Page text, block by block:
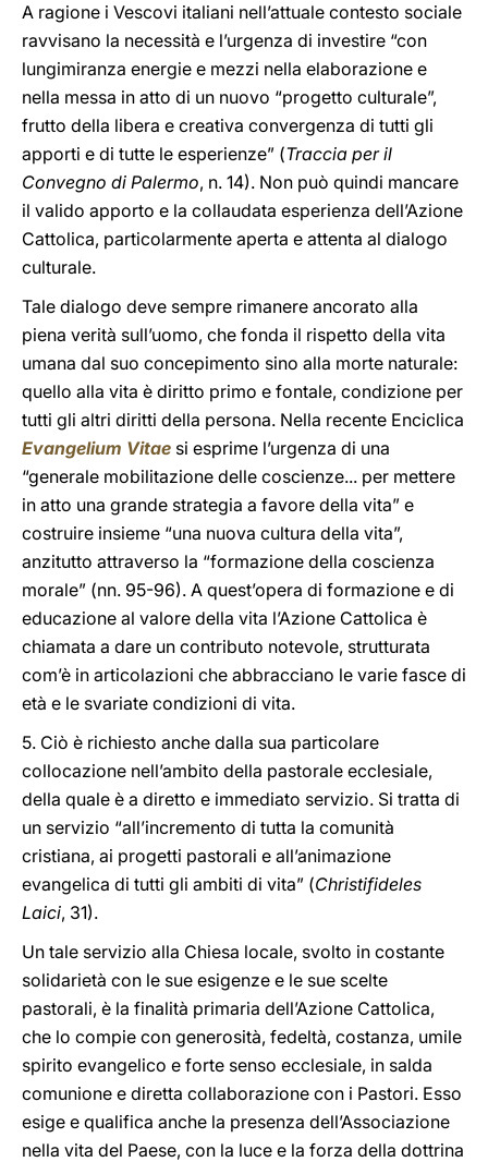
A ragione i Vescovi italiani nell’attuale contesto sociale
ravvisano la necessità e l’urgenza di investire “con
lungimiranza energie e mezzi nella elaborazione e
nella messa in atto di un nuovo “progetto culturale”,
frutto della libera e creativa convergenza di tutti gli
apporti e di tutte le esperienze” (Traccia per il
Convegno di Palermo, n. 14). Non può quindi mancare
il valido apporto e la collaudata esperienza dell’Azione
Cattolica, particolarmente aperta e attenta al dialogo
culturale.
Tale dialogo deve sempre rimanere ancorato alla
piena verità sull’uomo, che fonda il rispetto della vita
umana dal suo concepimento sino alla morte naturale:
quello alla vita è diritto primo e fontale, condizione per
tutti gli altri diritti della persona. Nella recente Enciclica
Evangelium Vitae si esprime l’urgenza di una
“generale mobilitazione delle coscienze... per mettere
in atto una grande strategia a favore della vita” e
costruire insieme “una nuova cultura della vita”,
anzitutto attraverso la “formazione della coscienza
morale” (nn. 95-96). A quest’opera di formazione e di
educazione al valore della vita l’Azione Cattolica è
chiamata a dare un contributo notevole, strutturata
com’è in articolazioni che abbracciano le varie fasce di
età e le svariate condizioni di vita.
5. Ciò è richiesto anche dalla sua particolare
collocazione nell’ambito della pastorale ecclesiale,
della quale è a diretto e immediato servizio. Si tratta di
un servizio “all’incremento di tutta la comunità
cristiana, ai progetti pastorali e all’animazione
evangelica di tutti gli ambiti di vita” (Christifideles
Laici, 31).
Un tale servizio alla Chiesa locale, svolto in costante
solidarietà con le sue esigenze e le sue scelte
pastorali, è la finalità primaria dell’Azione Cattolica,
che lo compie con generosità, fedeltà, costanza, umile
spirito evangelico e forte senso ecclesiale, in salda
comunione e diretta collaborazione con i Pastori. Esso
esige e qualifica anche la presenza dell’Associazione
nella vita del Paese, con la luce e la forza della dottrina